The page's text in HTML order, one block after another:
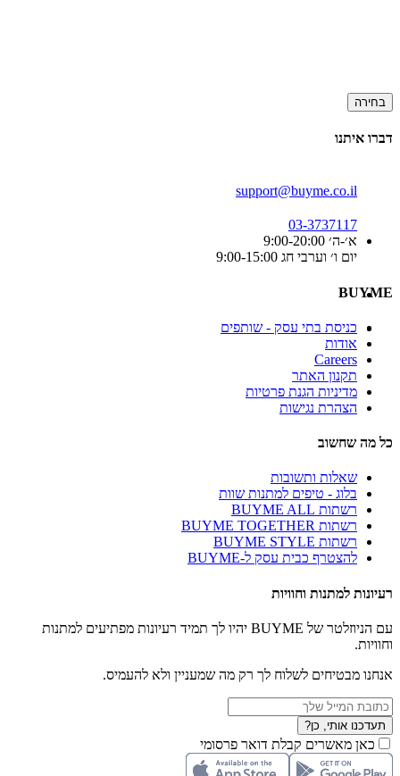
בחירה
דברו איתנו
support@buyme.co.il
03-3737117
א׳-ה׳ 9:00-20:00
יום ו׳ וערבי חג 9:00-15:00
BUYME
כניסת בתי עסק - שותפים
אודות
Careers
תקנון האתר
מדיניות הגנת פרטיות
הצהרת נגישות
כל מה שחשוב
שאלות ותשובות
בלוג - טיפים למתנות שוות
רשתות BUYME ALL
רשתות BUYME TOGETHER
רשתות BUYME STYLE
להצטרף כבית עסק ל-BUYME
רעיונות למתנות וחוויות
עם הניוזלטר של BUYME יהיו לך תמיד רעיונות מפתיעים למתנות
וחוויות.
אנחנו מבטיחים לשלוח לך רק מה שמעניין ולא להעמיס.
תעדכנו אותי, כן?
כאן מאשרים קבלת דואר פרסומי